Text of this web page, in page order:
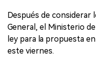
Después de considerar
General, el Ministerio
ley para la propuesta
este viernes.